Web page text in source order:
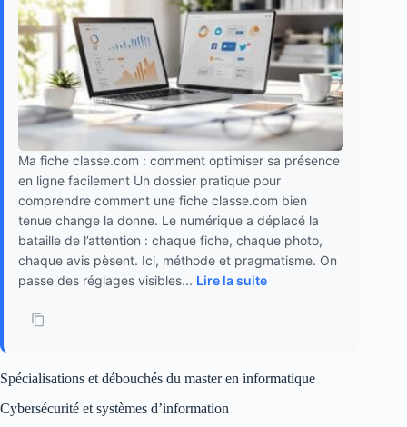
Ma fiche classe.com : comment optimiser sa présence
en ligne facilement Un dossier pratique pour
comprendre comment une fiche classe.com bien
tenue change la donne. Le numérique a déplacé la
bataille de l’attention : chaque fiche, chaque photo,
chaque avis pèsent. Ici, méthode et pragmatisme. On
passe des réglages visibles... Lire la suite
Spécialisations et débouchés du master en informatique
Cybersécurité et systèmes d’information